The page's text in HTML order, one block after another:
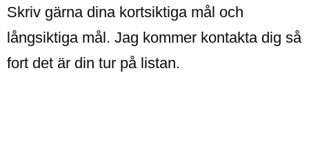
Skriv gärna dina kortsiktiga mål och
långsiktiga mål. Jag kommer kontakta dig så
fort det är din tur på listan.